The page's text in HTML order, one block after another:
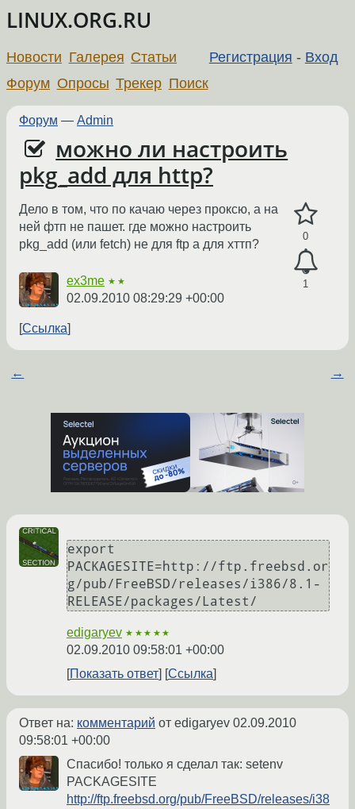
LINUX.ORG.RU
Регистрация - Вход
Новости Галерея Статьи
Форум Опросы Трекер Поиск
Форум — Admin
можно ли настроить
pkg_add для http?
0
1
Дело в том, что по качаю через проксю, а на
ней фтп не пашет. где можно настроить
pkg_add (или fetch) не для ftp а для хттп?
ex3me ★★
02.09.2010 08:29:29 +00:00
Ссылка
← →
export
PACKAGESITE=http://ftp.freebsd.or
g/pub/FreeBSD/releases/i386/8.1-
RELEASE/packages/Latest/
edigaryev ★★★★★
02.09.2010 09:58:01 +00:00
Показать ответ
Ссылка
Ответ на: комментарий от edigaryev 02.09.2010
09:58:01 +00:00
Спасибо! только я сделал так: setenv
PACKAGESITE
http://ftp.freebsd.org/pub/FreeBSD/releases/i38